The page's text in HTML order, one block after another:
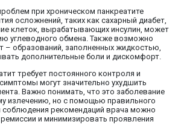
при хроническом панкреатите
осложнений, таких как сахарный диабет,
клеток, вырабатывающих инсулин, может
углеводного обмена. Также возможно
– образований, заполненных жидкостью,
дополнительные боли и дискомфорт.
требует постоянного контроля и
могут значительно ухудшить
Важно понимать, что это заболевание
излечению, но с помощью правильного
соблюдения рекомендаций врача можно
и минимизировать проявления